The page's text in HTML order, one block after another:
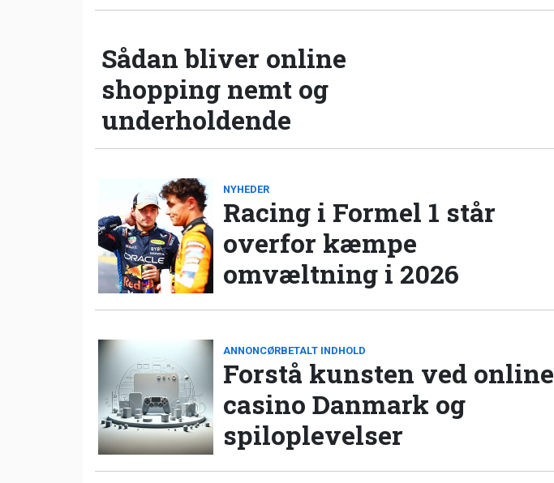
Sådan bliver online
shopping nemt og
underholdende
NYHEDER
Racing i Formel 1 står
overfor kæmpe
omvæltning i 2026
ANNONCØRBETALT INDHOLD
Forstå kunsten ved online
casino Danmark og
spiloplevelser